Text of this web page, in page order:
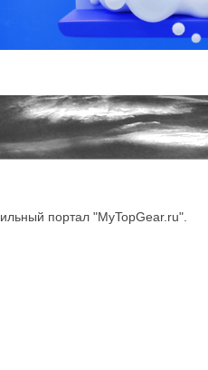
портал "MyTopGear.ru".